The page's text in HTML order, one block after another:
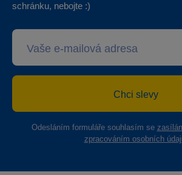
schránku, nebojte :)
Chci slevy
Odesláním formuláře souhlasím se
zpracováním osobních